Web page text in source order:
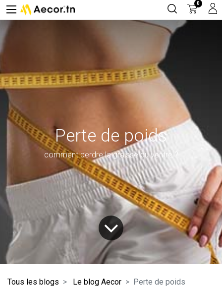
0
Perte de poids
comment perdre la graisse du ventre ?
Tous les blogs Le blog Aecor Perte de poids